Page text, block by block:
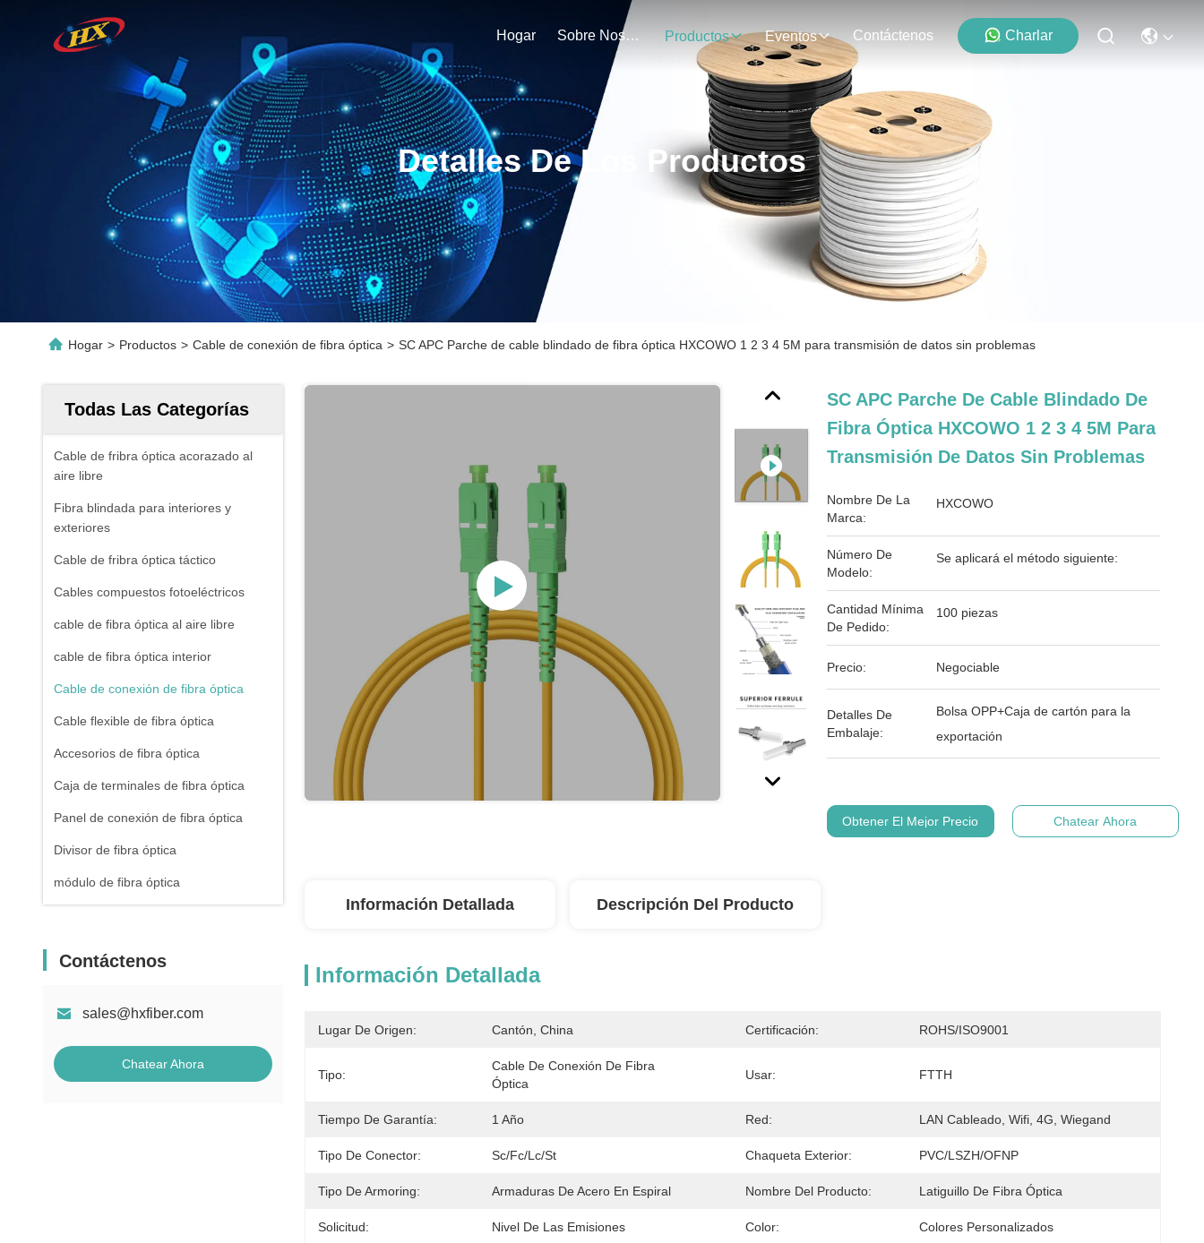
Hogar Sobre Nosotros Productos Eventos Contáctenos Charlar
Detalles De Los Productos
Hogar > Productos > Cable de conexión de fibra óptica > SC APC Parche de cable blindado de fibra óptica HXCOWO 1 2 3 4 5M para transmisión de datos sin problemas
Todas Las Categorías
Cable de fribra óptica acorazado al
aire libre
Fibra blindada para interiores y
exteriores
Cable de fribra óptica táctico
Cables compuestos fotoeléctricos
cable de fibra óptica al aire libre
cable de fibra óptica interior
Cable de conexión de fibra óptica
Cable flexible de fibra óptica
Accesorios de fibra óptica
Caja de terminales de fibra óptica
Panel de conexión de fibra óptica
Divisor de fibra óptica
módulo de fibra óptica
Contáctenos
sales@hxfiber.com
Chatear Ahora
SC APC Parche De Cable Blindado De
Fibra Óptica HXCOWO 1 2 3 4 5M Para
Transmisión De Datos Sin Problemas
Nombre De La
Marca:
HXCOWO
Número De
Modelo:
Se aplicará el método siguiente:
Cantidad Mínima
De Pedido:
100 piezas
Precio: Negociable
Detalles De
Embalaje:
Bolsa OPP+Caja de cartón para la
exportación
Obtener El Mejor Precio Chatear Ahora
Información Detallada Descripción Del Producto
Información Detallada
Lugar De Origen: Cantón, China Certificación: ROHS/ISO9001
Tipo:
Cable De Conexión De Fibra
Óptica
Usar: FTTH
Tiempo De Garantía: 1 Año Red: LAN Cableado, Wifi, 4G, Wiegand
Tipo De Conector: Sc/fc/lc/st Chaqueta Exterior: PVC/LSZH/OFNP
Tipo De Armoring: Armaduras De Acero En Espiral Nombre Del Producto: Latiguillo De Fibra Óptica
Solicitud: Nivel De Las Emisiones Color: Colores Personalizados